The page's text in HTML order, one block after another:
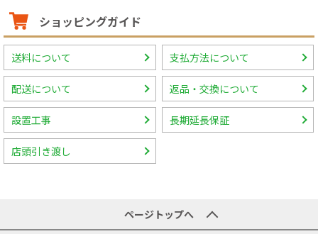
ショッピングガイド
送料について 支払方法について
配送について 返品・交換について
設置工事 長期延長保証
店頭引き渡し
ページトップへ